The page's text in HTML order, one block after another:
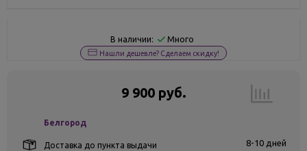
В наличии: Много
Нашли дешевле? Сделаем скидку!
9 900 руб.
Белгород
Доставка до пункта выдачи 8-10 дней